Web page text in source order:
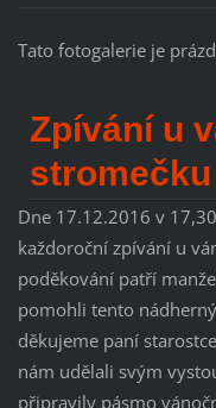
Tato fotogalerie je
Zpívání u
stromečku
Dne 17.12.2016 v
každoroční zpívání u
poděkování patří
pomohli tento
děkujeme paní
nám udělali svým
připravily pásmo